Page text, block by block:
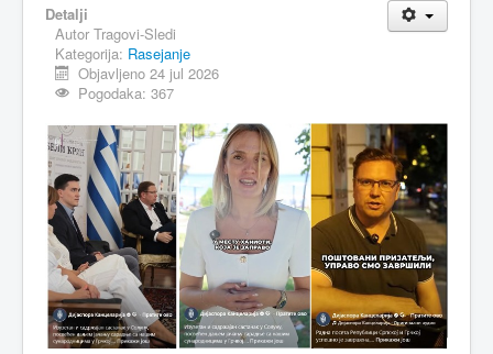
Detalji
Autor Tragovi-Sledi
Kategorija: Rasejanje
Objavljeno 24 jul 2026
Pogodaka: 367